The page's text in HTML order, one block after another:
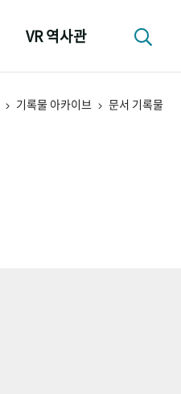
VR 역사관
기록물 아카이브 문서 기록물